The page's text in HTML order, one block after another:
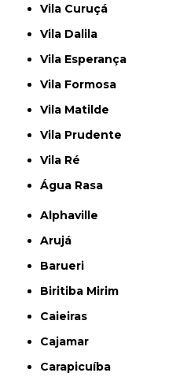
Vila Curuçá
Vila Dalila
Vila Esperança
Vila Formosa
Vila Matilde
Vila Prudente
Vila Ré
Água Rasa
Alphaville
Arujá
Barueri
Biritiba Mirim
Caieiras
Cajamar
Carapicuíba